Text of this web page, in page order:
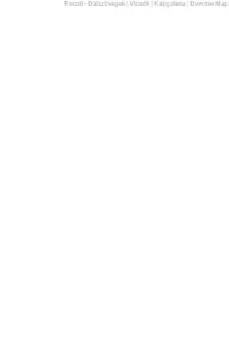
Recoil - Dalszövegek| Videók| Képgaléria| Devotee Map